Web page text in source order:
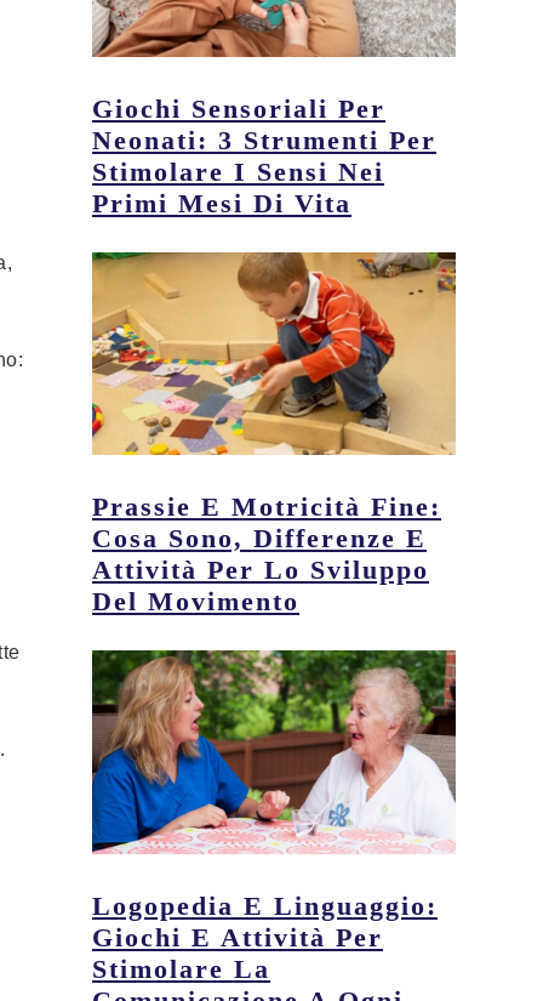
Giochi Sensoriali Per
Neonati: 3 Strumenti Per
Stimolare I Sensi Nei
Primi Mesi Di Vita
Prassie E Motricità Fine:
Cosa Sono, Differenze E
Attività Per Lo Sviluppo
Del Movimento
Logopedia E Linguaggio:
Giochi E Attività Per
Stimolare La